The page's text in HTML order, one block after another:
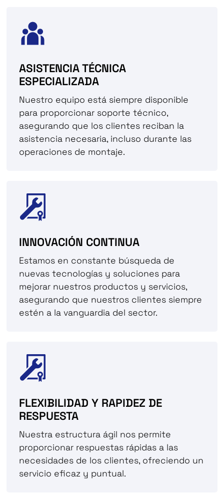
ASISTENCIA TÉCNICA
ESPECIALIZADA
Nuestro equipo está siempre disponible
para proporcionar soporte técnico,
asegurando que los clientes reciban la
asistencia necesaria, incluso durante las
operaciones de montaje.
INNOVACIÓN CONTINUA
Estamos en constante búsqueda de
nuevas tecnologías y soluciones para
mejorar nuestros productos y servicios,
asegurando que nuestros clientes siempre
estén a la vanguardia del sector.
FLEXIBILIDAD Y RAPIDEZ DE
RESPUESTA
Nuestra estructura ágil nos permite
proporcionar respuestas rápidas a las
necesidades de los clientes, ofreciendo un
servicio eficaz y puntual.